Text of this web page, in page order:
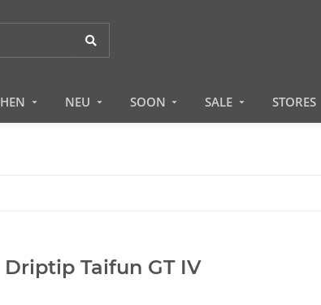
NEU SOON SALE STORES
Driptip Taifun GT IV